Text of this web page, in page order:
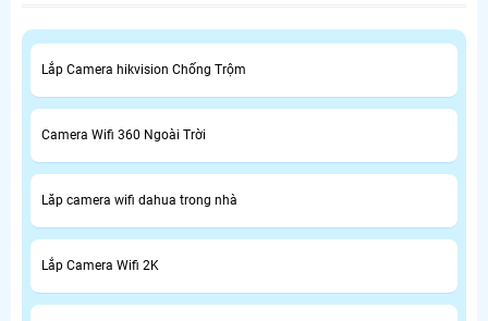
Lắp Camera hikvision Chống Trộm
Camera Wifi 360 Ngoài Trời
Lăp camera wifi dahua trong nhà
Lắp Camera Wifi 2K